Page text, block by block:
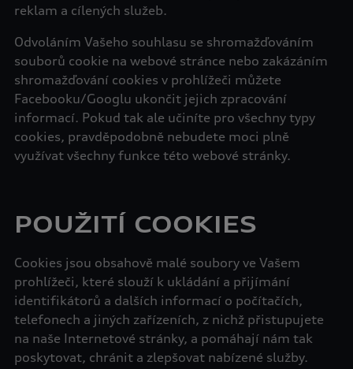
reklam a cílených služeb.
Odvoláním Vašeho souhlasu se shromažďováním
souborů cookie na webové stránce nebo zakázáním
shromažďování cookies v prohlížeči můžete
Facebooku/Googlu ukončit jejich zpracování
informací. Pokud tak ale učiníte pro všechny typy
cookies, pravděpodobně nebudete moci plně
využívat všechny funkce této webové stránky.
POUŽITÍ COOKIES
Cookies jsou obsahově malé soubory ve Vašem
prohlížeči, které slouží k ukládání a přijímání
identifikátorů a dalších informací o počítačích,
telefonech a jiných zařízeních, z nichž přistupujete
na naše Internetové stránky, a pomáhají nám tak
poskytovat, chránit a zlepšovat nabízené služby.